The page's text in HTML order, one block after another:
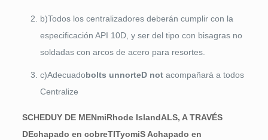
b)Todos los centralizadores deberán cumplir con la
especificación API 10D, y ser del tipo con bisagras no
soldadas con arcos de acero para resortes.
c)Adecuadobolts unnorteDnot acompañará a todos
Centralize
SCHEDUY DE MENmiRhode IslandALS, A TRAVÉS
DEchapado en cobreTITyomiS Achapado en